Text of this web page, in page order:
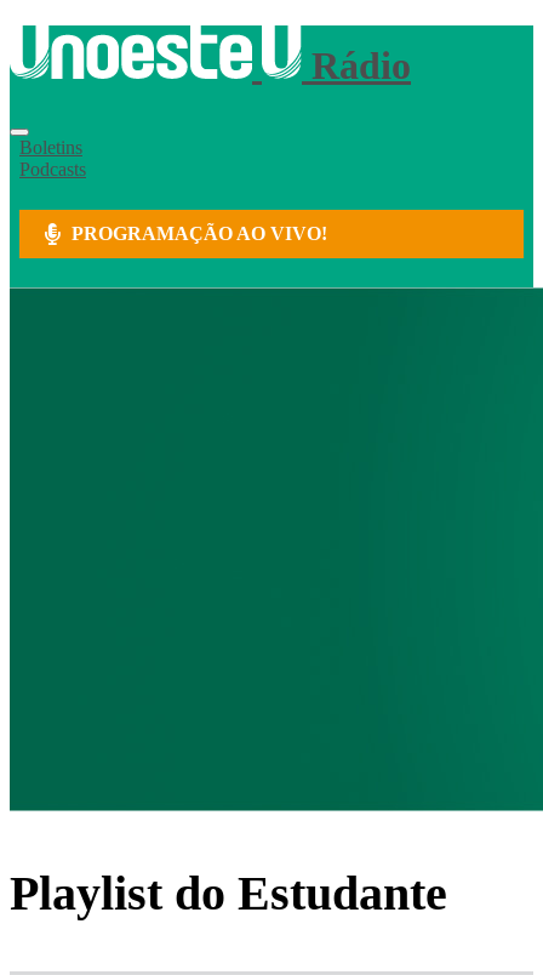
Rádio
Boletins
Podcasts
PROGRAMAÇÃO AO VIVO!
Playlist do Estudante